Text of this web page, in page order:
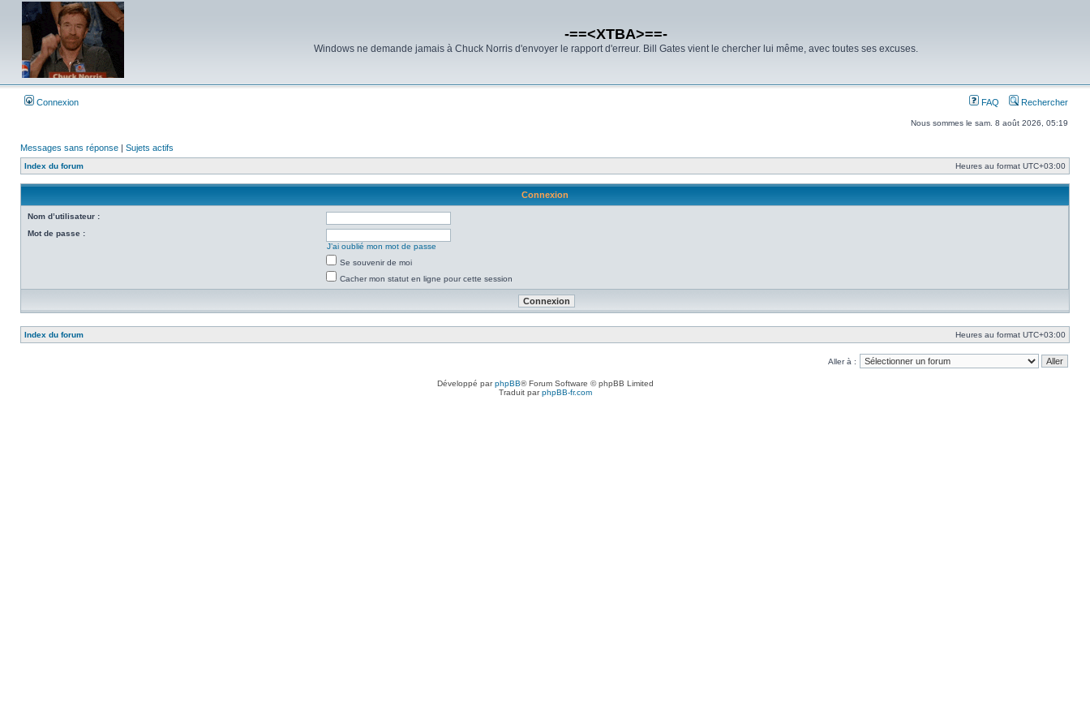
-==<XTBA>==-
Windows ne demande jamais à Chuck Norris d'envoyer le rapport d'erreur. Bill Gates vient le chercher lui même, avec toutes ses excuses.
Connexion FAQ Rechercher
Nous sommes le sam. 8 août 2026, 05:19
Messages sans réponse | Sujets actifs
Index du forum Heures au format UTC+03:00
Connexion
Nom d’utilisateur :
Mot de passe :
J’ai oublié mon mot de passe
Se souvenir de moi
Cacher mon statut en ligne pour cette session
Index du forum Heures au format UTC+03:00
Aller à :
Développé parphpBB® Forum Software © phpBB Limited
Traduit parphpBB-fr.com